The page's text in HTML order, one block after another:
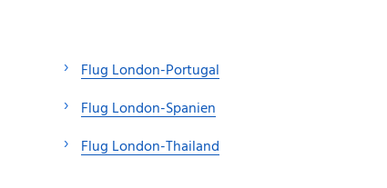
Flug London-Portugal
Flug London-Spanien
Flug London-Thailand